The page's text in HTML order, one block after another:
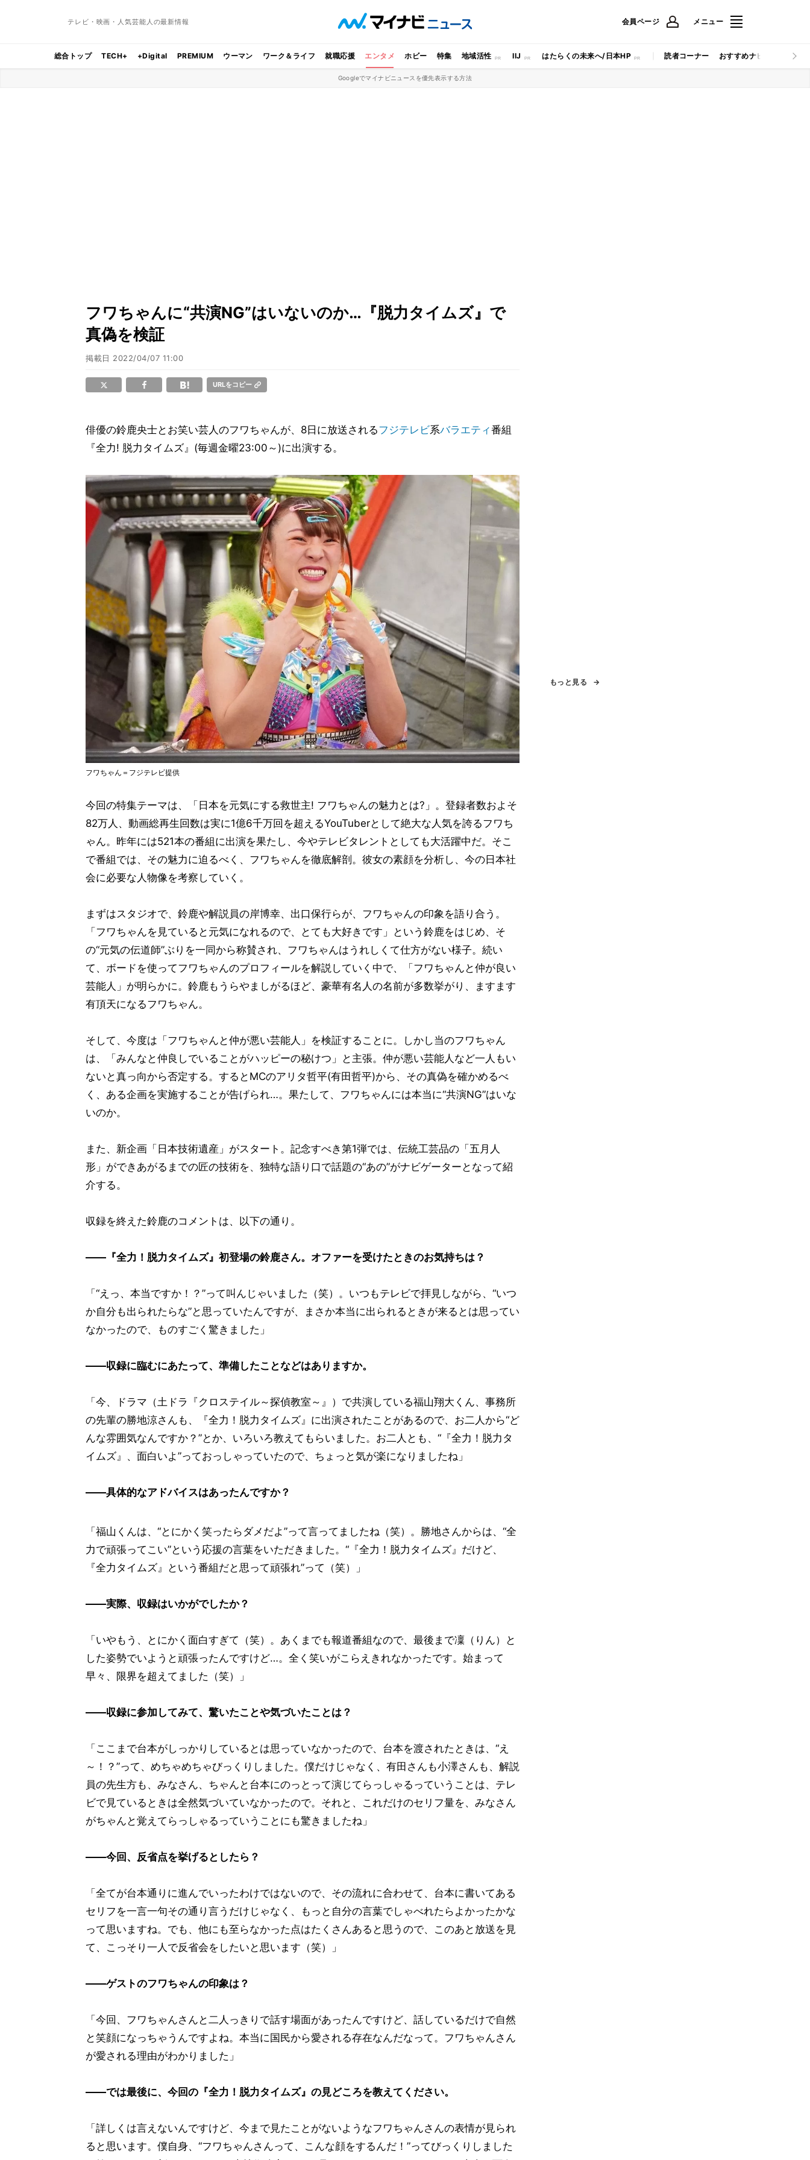
テレビ・映画・人気芸能人の最新情報 会員ページ メニュー
総合トップ TECH+ +Digital PREMIUM ウーマン ワーク＆ライフ 就職応援 エンタメ ホビー 特集 地域活性 IIJ はたらくの未来へ/日本HP 読者コーナー おすすめナビ マイナビ
Googleでマイナビニュースを優先表示する方法
フワちゃんに“共演NG”はいないのか…『脱力タイムズ』で
真偽を検証
掲載日 2022/04/07 11:00
URLをコピー
俳優の鈴鹿央士とお笑い芸人のフワちゃんが、8日に放送されるフジテレビ系バラエティ番組
『全力! 脱力タイムズ』(毎週金曜23:00～)に出演する。
フワちゃん＝フジテレビ提供
今回の特集テーマは、「日本を元気にする救世主! フワちゃんの魅力とは?」。登録者数およそ
82万人、動画総再生回数は実に1億6千万回を超えるYouTuberとして絶大な人気を誇るフワち
ゃん。昨年には521本の番組に出演を果たし、今やテレビタレントとしても大活躍中だ。そこ
で番組では、その魅力に迫るべく、フワちゃんを徹底解剖。彼女の素顔を分析し、今の日本社
会に必要な人物像を考察していく。
まずはスタジオで、鈴鹿や解説員の岸博幸、出口保行らが、フワちゃんの印象を語り合う。
「フワちゃんを見ていると元気になれるので、とても大好きです」という鈴鹿をはじめ、そ
の“元気の伝道師”ぶりを一同から称賛され、フワちゃんはうれしくて仕方がない様子。続い
て、ボードを使ってフワちゃんのプロフィールを解説していく中で、「フワちゃんと仲が良い
芸能人」が明らかに。鈴鹿もうらやましがるほど、豪華有名人の名前が多数挙がり、ますます
有頂天になるフワちゃん。
そして、今度は「フワちゃんと仲が悪い芸能人」を検証することに。しかし当のフワちゃん
は、「みんなと仲良しでいることがハッピーの秘けつ」と主張。仲が悪い芸能人など一人もい
ないと真っ向から否定する。するとMCのアリタ哲平(有田哲平)から、その真偽を確かめるべ
く、ある企画を実施することが告げられ…。果たして、フワちゃんには本当に“共演NG”はいな
いのか。
また、新企画「日本技術遺産」がスタート。記念すべき第1弾では、伝統工芸品の「五月人
形」ができあがるまでの匠の技術を、独特な語り口で話題の“あの”がナビゲーターとなって紹
介する。
収録を終えた鈴鹿のコメントは、以下の通り。
――『全力！脱力タイムズ』初登場の鈴鹿さん。オファーを受けたときのお気持ちは？
「“えっ、本当ですか！？”って叫んじゃいました（笑）。いつもテレビで拝見しながら、“いつ
か自分も出られたらな”と思っていたんですが、まさか本当に出られるときが来るとは思ってい
なかったので、ものすごく驚きました」
――収録に臨むにあたって、準備したことなどはありますか。
「今、ドラマ（土ドラ『クロステイル～探偵教室～』）で共演している福山翔大くん、事務所
の先輩の勝地涼さんも、『全力！脱力タイムズ』に出演されたことがあるので、お二人から“ど
んな雰囲気なんですか？”とか、いろいろ教えてもらいました。お二人とも、“『全力！脱力タ
イムズ』、面白いよ”っておっしゃっていたので、ちょっと気が楽になりましたね」
――具体的なアドバイスはあったんですか？
「福山くんは、“とにかく笑ったらダメだよ”って言ってましたね（笑）。勝地さんからは、“全
力で頑張ってこい”という応援の言葉をいただきました。“『全力！脱力タイムズ』だけど、
『全力タイムズ』という番組だと思って頑張れ”って（笑）」
――実際、収録はいかがでしたか？
「いやもう、とにかく面白すぎて（笑）。あくまでも報道番組なので、最後まで凜（りん）と
した姿勢でいようと頑張ったんですけど…。全く笑いがこらえきれなかったです。始まって
早々、限界を超えてました（笑）」
――収録に参加してみて、驚いたことや気づいたことは？
「ここまで台本がしっかりしているとは思っていなかったので、台本を渡されたときは、“え
～！？”って、めちゃめちゃびっくりしました。僕だけじゃなく、有田さんも小澤さんも、解説
員の先生方も、みなさん、ちゃんと台本にのっとって演じてらっしゃるっていうことは、テレ
ビで見ているときは全然気づいていなかったので。それと、これだけのセリフ量を、みなさん
がちゃんと覚えてらっしゃるっていうことにも驚きましたね」
――今回、反省点を挙げるとしたら？
「全てが台本通りに進んでいったわけではないので、その流れに合わせて、台本に書いてある
セリフを一言一句その通り言うだけじゃなく、もっと自分の言葉でしゃべれたらよかったかな
って思いますね。でも、他にも至らなかった点はたくさんあると思うので、このあと放送を見
て、こっそり一人で反省会をしたいと思います（笑）」
――ゲストのフワちゃんの印象は？
「今回、フワちゃんさんと二人っきりで話す場面があったんですけど、話しているだけで自然
と笑顔になっちゃうんですよね。本当に国民から愛される存在なんだなって。フワちゃんさん
が愛される理由がわかりました」
――では最後に、今回の『全力！脱力タイムズ』の見どころを教えてください。
「詳しくは言えないんですけど、今まで見たことがないようなフワちゃんさんの表情が見られ
ると思います。僕自身、“フワちゃんさんって、こんな顔をするんだ！”ってびっくりしました
もっと見る